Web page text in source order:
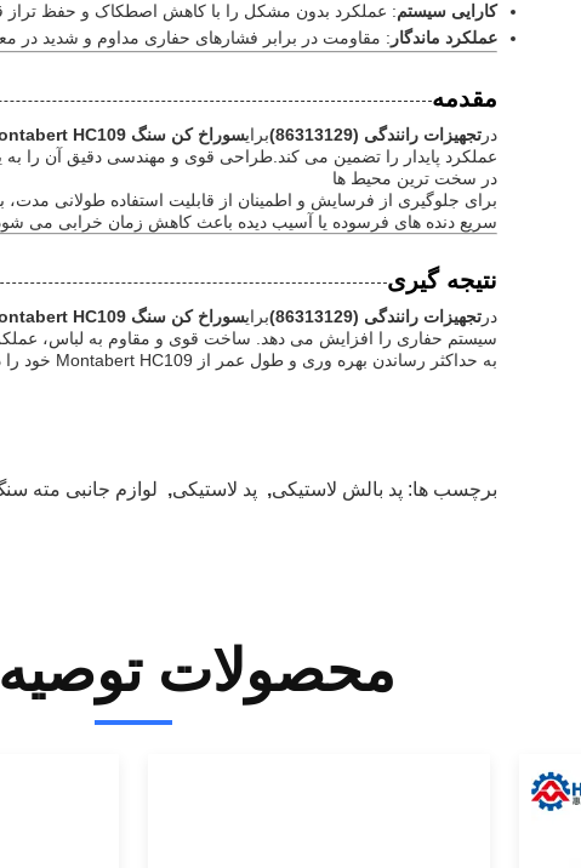
کارایی سیستم: عملکرد بدون مشکل را با کاهش اصطکاک و حفظ تراز
عملکرد ماندگار : مقاومت در برابر فشارهای حفاری مداوم و شدید در
مقدمه
در تجهیزات رانندگی (86313129) برایسوراخ کن سنگ Montabert HC109
عملکرد پایدار را تضمین می کند.طراحی قوی و مهندسی دقیق آن را
در سخت ترین محیط ها
برای جلوگیری از فرسایش و اطمینان از قابلیت استفاده طولانی
سریع دنده های فرسوده یا آسیب دیده باعث کاهش زمان خرابی می
نتیجه گیری
در تجهیزات رانندگی (86313129) برایسوراخ کن سنگ Montabert HC109
سیستم حفاری را افزایش می دهد. ساخت قوی و مقاوم به لباس،
به حداکثر رساندن بهره وری و طول عمر از Montabert HC109 خود را در عملیات حفاری چالش برانگیز.
برچسب ها: پد بالش لاستیکی, پد لاستیکی, لوازم جانبی مته
محصولات